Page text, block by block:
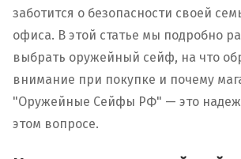
заботится о безопасности своей
офиса. В этой статье мы подробно
выбрать оружейный сейф, на что
внимание при покупке и почему
"Оружейные Сейфы РФ" — это
этом вопросе.